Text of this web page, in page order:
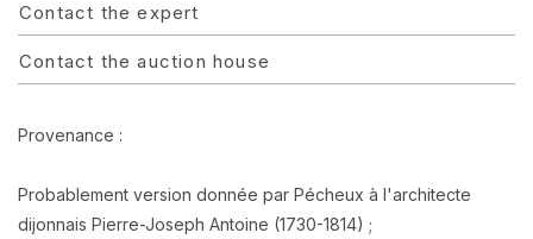
Contact the expert
Contact the auction house
Provenance :
Probablement version donnée par Pécheux à l'architecte
dijonnais Pierre-Joseph Antoine (1730-1814) ;